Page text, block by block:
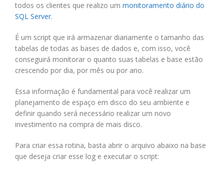
todos os clientes que realizo um monitoramento diário do
SQL Server.
É um script que irá armazenar diariamente o tamanho das
tabelas de todas as bases de dados e, com isso, você
conseguirá monitorar o quanto suas tabelas e base estão
crescendo por dia, por mês ou por ano.
Essa informação é fundamental para você realizar um
planejamento de espaço em disco do seu ambiente e
definir quando será necessário realizar um novo
investimento na compra de mais disco.
Para criar essa rotina, basta abrir o arquivo abaixo na base
que deseja criar esse log e executar o script: